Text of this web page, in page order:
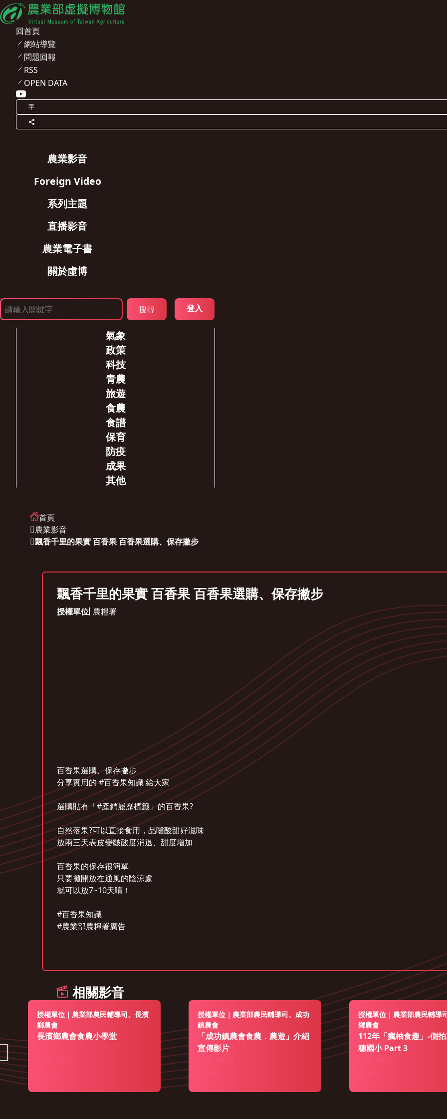
回首頁
網站導覽
問題回報
RSS
OPEN DATA
字
農業影音
Foreign Video
系列主題
直播影音
農業電子書
關於虛博
登入
氣象
政策
科技
青農
旅遊
食農
食譜
保育
防疫
成果
其他
首頁
農業影音
飄香千里的果實 百香果 百香果選購、保存撇步
飄香千里的果實 百香果 百香果選購、保存撇步
授權單位 農糧署
百香果選購、保存撇步
分享實用的 #百香果知識 給大家
選購貼有「#產銷履歷標籤」的百香果?
自然落果?可以直接食用，品嚐酸甜好滋味
放兩三天表皮變皺酸度消退、甜度增加
百香果的保存很簡單
只要攤開放在通風的陰涼處
就可以放7~10天唷！
#百香果知識
#農業部農糧署廣告
相關影音
授權單位｜農業部農民輔導司、長濱
鄉農會
長濱鄉農會食農小學堂
授權單位｜農業部農民輔導司、成功
鎮農會
「成功鎮農會食農．農遊」介紹
宣傳影片
授權單位｜農業部農民輔導
鄉農會
112年「瘋柚食趣」-側
穗國小 Part 3